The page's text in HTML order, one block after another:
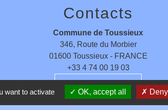
Contacts
Commune de Toussieux
346, Route du Morbier
01600 Toussieux - FRANCE
+33 4 74 00 19 03
Contact par formulaire
want to activate
OK, accept all